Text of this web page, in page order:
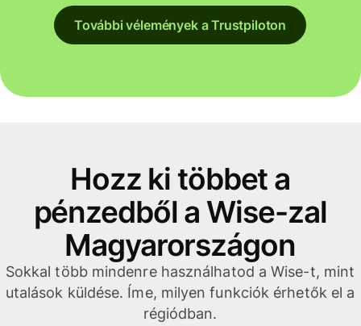
További vélemények a Trustpiloton
Hozz ki többet a
pénzedből a Wise-zal
Magyarországon
Sokkal több mindenre használhatod a Wise-t, mint
utalások küldése. Íme, milyen funkciók érhetők el a
régiódban.